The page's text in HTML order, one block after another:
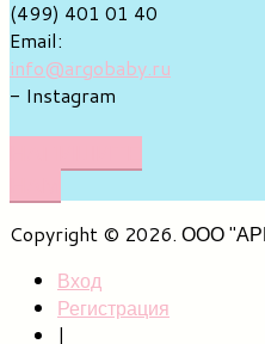
(499) 401 01 40
Email:
info@argobaby.ru
- Instagram
Copyright © 2026. ООО
Вход
Регистрация
|